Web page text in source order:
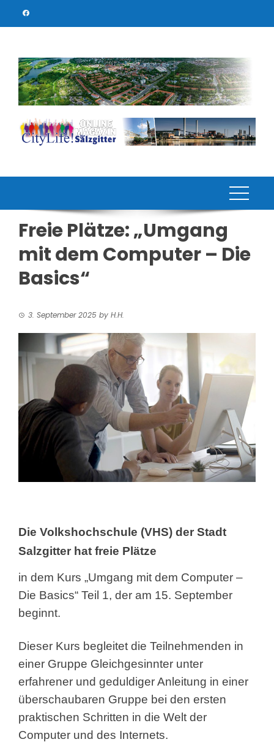
Freie Plätze: „Umgang
mit dem Computer – Die
Basics“
3. September 2025 by H.H.
Die Volkshochschule (VHS) der Stadt
Salzgitter hat freie Plätze
in dem Kurs „Umgang mit dem Computer –
Die Basics“ Teil 1, der am 15. September
beginnt.
Dieser Kurs begleitet die Teilnehmenden in
einer Gruppe Gleichgesinnter unter
erfahrener und geduldiger Anleitung in einer
überschaubaren Gruppe bei den ersten
praktischen Schritten in die Welt der
Computer und des Internets.